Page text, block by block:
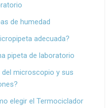
de humedad
adecuada?
pipeta de laboratorio
microscopio y sus
elegir el Termociclador